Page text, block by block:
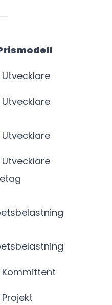
Utvecklare
Utvecklare
Utvecklare
Utvecklare
Kommittent
Projekt